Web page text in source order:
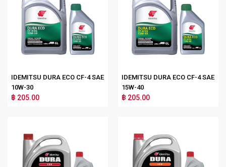
IDEMITSU DURA ECO CF-4 SAE
10W-30
฿ 205.00
IDEMITSU DURA ECO CF-4 SAE
15W-40
฿ 205.00